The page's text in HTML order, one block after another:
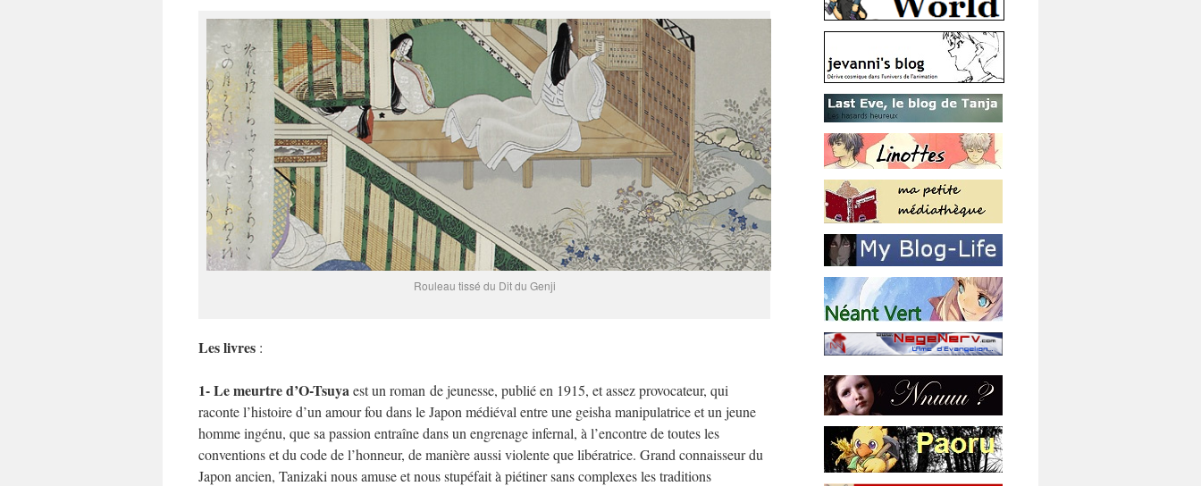
Rouleau tissé du Dit du Genji
Les livres :
1- Le meurtre d’O-Tsuya est un roman de jeunesse, publié en 1915, et assez provocateur, qui
raconte l’histoire d’un amour fou dans le Japon médiéval entre une geisha manipulatrice et un jeune
homme ingénu, que sa passion entraîne dans un engrenage infernal, à l’encontre de toutes les
conventions et du code de l’honneur, de manière aussi violente que libératrice. Grand connaisseur du
Japon ancien, Tanizaki nous amuse et nous stupéfait à piétiner sans complexes les traditions